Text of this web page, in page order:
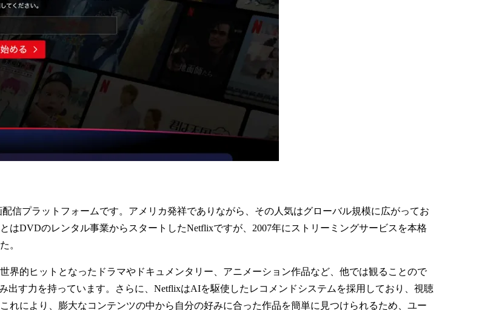
信プラットフォームです。アメリカ発祥でありながら、その人気はグローバル規模に広がってお
はDVDのレンタル事業からスタートしたNetflixですが、2007年にストリーミングサービスを本格
。
界的ヒットとなったドラマやドキュメンタリー、アニメーション作品など、他では観ることので
出す力を持っています。さらに、NetflixはAIを駆使したレコメンドシステムを採用しており、視聴
れにより、膨大なコンテンツの中から自分の好みに合った作品を簡単に見つけられるため、ユー